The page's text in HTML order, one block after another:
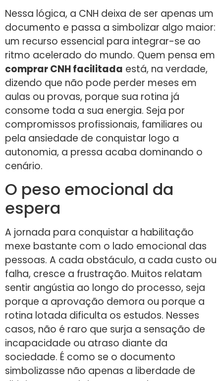
Nessa lógica, a CNH deixa de ser apenas um
documento e passa a simbolizar algo maior:
um recurso essencial para integrar-se ao
ritmo acelerado do mundo. Quem pensa em
comprar CNH facilitada está, na verdade,
dizendo que não pode perder meses em
aulas ou provas, porque sua rotina já
consome toda a sua energia. Seja por
compromissos profissionais, familiares ou
pela ansiedade de conquistar logo a
autonomia, a pressa acaba dominando o
cenário.
O peso emocional da
espera
A jornada para conquistar a habilitação
mexe bastante com o lado emocional das
pessoas. A cada obstáculo, a cada custo ou
falha, cresce a frustração. Muitos relatam
sentir angústia ao longo do processo, seja
porque a aprovação demora ou porque a
rotina lotada dificulta os estudos. Nesses
casos, não é raro que surja a sensação de
incapacidade ou atraso diante da
sociedade. É como se o documento
simbolizasse não apenas a liberdade de